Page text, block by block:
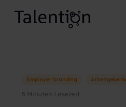
Employer branding
5 Minuten Lesezeit